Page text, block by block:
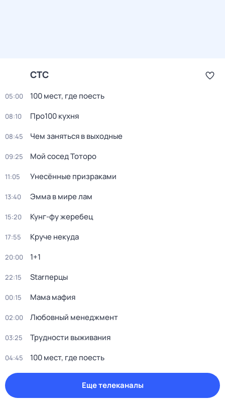
СТС
05:00 100 мест, где поесть
08:10 Про100 кухня
08:45 Чем заняться в выходные
09:25 Мой сосед Тоторо
11:05 Унесённые призраками
13:40 Эмма в мире лам
15:20 Кунг-фу жеребец
17:55 Круче некуда
20:00 1+1
22:15 Starперцы
00:15 Мама мафия
02:00 Любовный менеджмент
03:25 Трудности выживания
04:45 100 мест, где поесть
Еще телеканалы